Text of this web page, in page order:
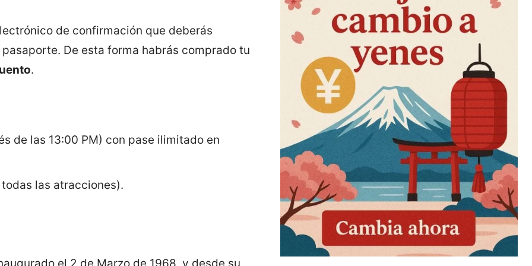
de confirmación que deberás
De esta forma habrás comprado tu
.
de las 13:00 PM) con pase ilimitado en
las atracciones).
el 2 de Marzo de 1968, y desde su